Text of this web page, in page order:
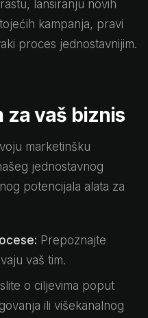
lansiranju novih
kampanja, pravi
proces jednostavnijim.
za vaš biznis
marketinšku
jednostavnog
potencijala alata za
Prepoznajte
vaš tim.
o ciljevima poput
ili višekanalnog